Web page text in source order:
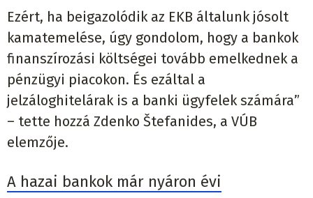
Ezért, ha beigazolódik az EKB általunk jósolt
kamatemelése, úgy gondolom, hogy a bankok
finanszírozási költségei tovább emelkednek a
pénzügyi piacokon. És ezáltal a
jelzáloghitelárak is a banki ügyfelek számára”
– tette hozzá Zdenko Štefanides, a VÚB
elemzője.
A hazai bankok már nyáron évi